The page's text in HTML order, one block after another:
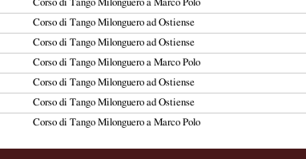
Corso di Tango Milonguero a Marco Polo
Corso di Tango Milonguero ad Ostiense
Corso di Tango Milonguero ad Ostiense
Corso di Tango Milonguero a Marco Polo
Corso di Tango Milonguero ad Ostiense
Corso di Tango Milonguero ad Ostiense
Corso di Tango Milonguero a Marco Polo